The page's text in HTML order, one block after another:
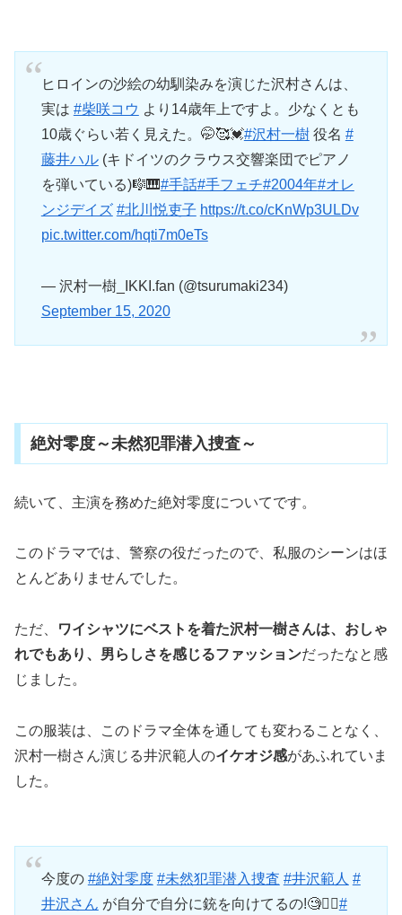
ヒロインの沙絵の幼馴染みを演じた沢村さんは、
実は #柴咲コウ より14歳年上ですよ。少なくとも
10歳ぐらい若く見えた。🤭🥰💓#沢村一樹役名 #
藤井ハル(キドイツのクラウス交響楽団でピアノ
を弾いている)🎼🎹#手話#手フェチ#2004年#オレ
ンジデイズ #北川悦吏子 https://t.co/cKnWp3ULDv
pic.twitter.com/hqti7m0eTs
— 沢村一樹_IKKI.fan (@tsurumaki234)
September 15, 2020
絶対零度～未然犯罪潜入捜査～
続いて、主演を務めた絶対零度についてです。
このドラマでは、警察の役だったので、私服のシーンはほ
とんどありませんでした。
ただ、
ワイシャツにベストを着た沢村一樹さんは、おしゃ
れでもあり、男らしさを感じるファッションだったなと感
じました。
この服装は、このドラマ全体を通しても変わることなく、
沢村一樹さん演じる井沢範人のイケオジ感があふれていま
した。
今度の #絶対零度 #未然犯罪潜入捜査 #井沢範人 #
井沢さん が自分で自分に銃を向けてるの!🧐🕵️‍♂️#